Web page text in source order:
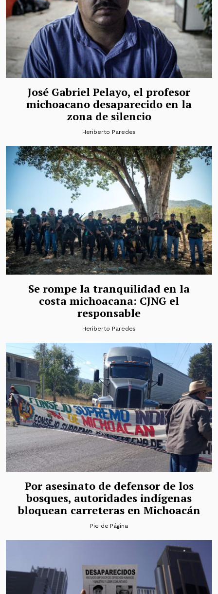
José Gabriel Pelayo, el profesor
michoacano desaparecido en la
zona de silencio
Heriberto Paredes
Se rompe la tranquilidad en la
costa michoacana: CJNG el
responsable
Heriberto Paredes
Por asesinato de defensor de los
bosques, autoridades indígenas
bloquean carreteras en Michoacán
Pie de Página